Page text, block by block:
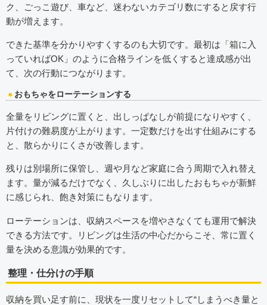
ク、ごっこ遊び、車など、迷わないカテゴリ数にすると戻す行
動が増えます。
できた基準を分かりやすくするのも大切です。最初は「箱に入
っていればOK」のように合格ラインを低くすると達成感が出
て、次の行動につながります。
おもちゃをローテーションする
全量をリビングに置くと、出しっぱなしが前提になりやすく、
片付けの難易度が上がります。一定数だけを出す仕組みにする
と、散らかりにくさが改善します。
残りは別場所に保管し、週や月など家庭に合う周期で入れ替え
ます。量が減るだけでなく、久しぶりに出したおもちゃが新鮮
に感じられ、飽き対策にもなります。
ローテーションは、収納スペースを増やさなくても運用で解決
できる方法です。リビングは生活の中心だからこそ、常に置く
量を決める意識が効果的です。
整理・仕分けの手順
収納を買い足す前に、現状を一度リセットして“しまうべき量と